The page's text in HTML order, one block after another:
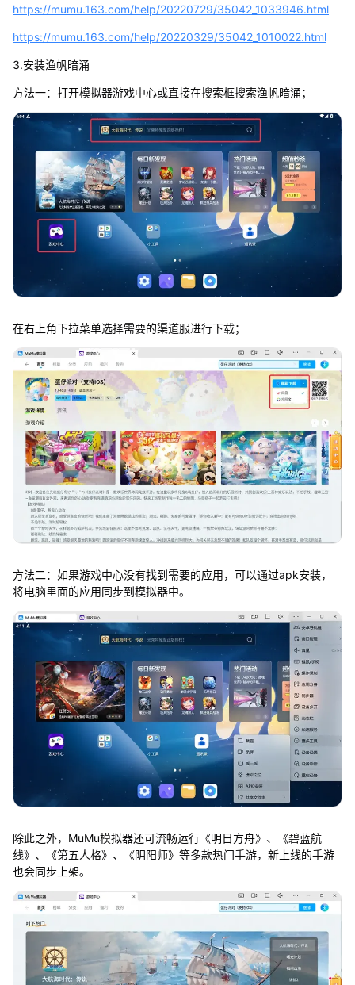
https://mumu.163.com/help/20220729/35042_1033946.html
https://mumu.163.com/help/20220329/35042_1010022.html
3.安装渔帆暗涌
方法一：打开模拟器游戏中心或直接在搜索框搜索渔帆暗涌；
在右上角下拉菜单选择需要的渠道服进行下载；
方法二：如果游戏中心没有找到需要的应用，可以通过apk安装，
将电脑里面的应用同步到模拟器中。
除此之外，MuMu模拟器还可流畅运行《明日方舟》、《碧蓝航
线》、《第五人格》、《阴阳师》等多款热门手游，新上线的手游
也会同步上架。